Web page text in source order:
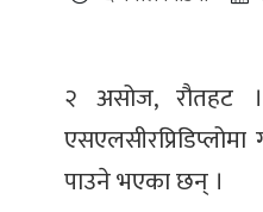
२ असोज, रौतहट ।
पाउने भएका छन् ।